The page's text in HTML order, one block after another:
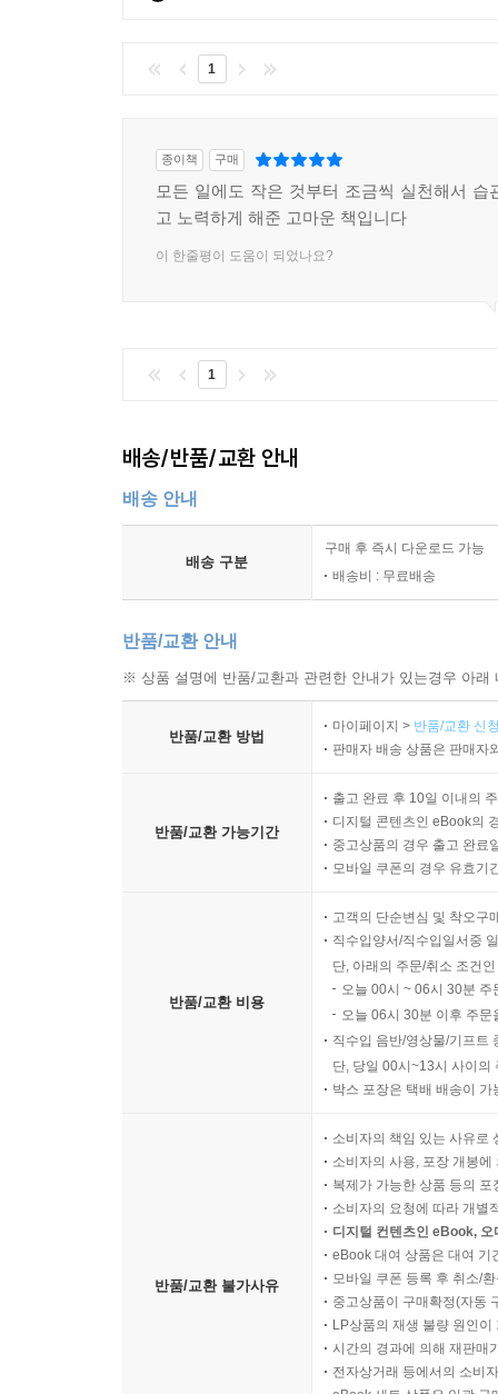
1
종이책 구매
모든 일에도 작은 것부터 조금씩 실천해서 습
고 노력하게 해준 고마운 책입니다
이 한줄평이 도움이 되었나요?
1
배송/반품/교환 안내
배송 안내
배송 구분
구매 후 즉시 다운로드 가능
배송비 : 무료배송
반품/교환 안내
※ 상품 설명에 반품/교환과 관련한 안내가 있는경우 아
반품/교환 방법
마이페이지 > 반품/교환 신
판매자 배송 상품은 판매자
반품/교환 가능기간
출고 완료 후 10일 이내의
디지털 콘텐츠인 eBook의
중고상품의 경우 출고 완료
모바일 쿠폰의 경우 유효기
반품/교환 비용
고객의 단순변심 및 착오구
직수입양서/직수입일서중
단, 아래의 주문/취소 조건
오늘 00시 ~ 06시 30분
오늘 06시 30분 이후 주
직수입 음반/영상물/기프트
단, 당일 00시~13시 사이의
박스 포장은 택배 배송이
반품/교환 불가사유
소비자의 책임 있는 사유로
소비자의 사용, 포장 개봉
복제가 가능한 상품 등의
소비자의 요청에 따라 개별
디지털 컨텐츠인 eBook,
eBook 대여 상품은 대여 기
모바일 쿠폰 등록 후 취소/
중고상품이 구매확정(자동
LP상품의 재생 불량 원인
시간의 경과에 의해 재판매
전자상거래 등에서의 소비